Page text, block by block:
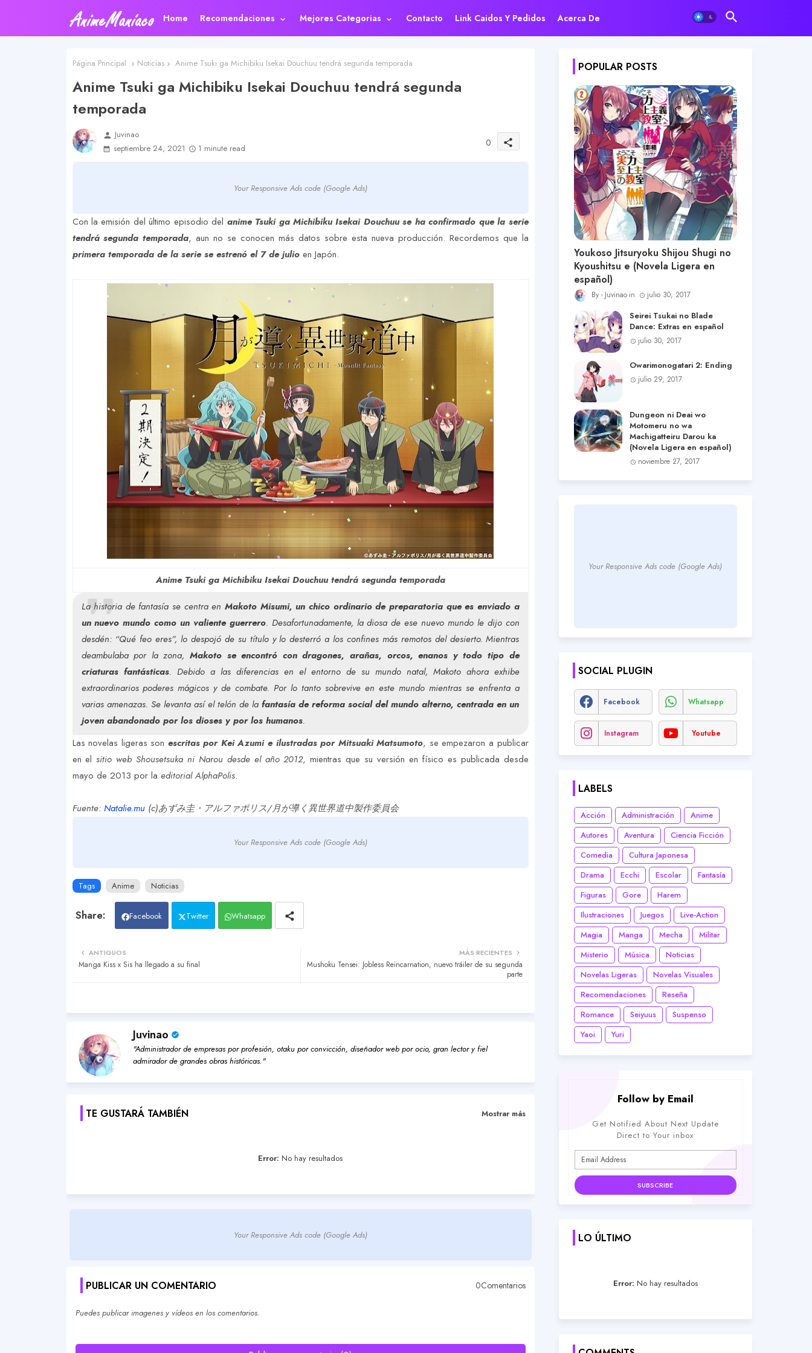
Home Recomendaciones Mejores Categorias Contacto Link Caidos Y Pedidos Acerca De
Página Principal Noticias Anime Tsuki ga Michibiku Isekai Douchuu tendrá segunda temporada
Anime Tsuki ga Michibiku Isekai Douchuu tendrá segunda
temporada
person Juvinao
septiembre 24, 2021
1 minute read 0 share
Your Responsive Ads code (Google Ads)
Con la emisión del último episodio del anime Tsuki ga Michibiku Isekai Douchuu se ha confirmado que la serie
tendrá segunda temporada, aun no se conocen más datos sobre esta nueva producción. Recordemos que la
primera temporada de la serie se estrenó el 7 de julioen Japón.
Anime Tsuki ga Michibiku Isekai Douchuu tendrá segunda temporada
La historia de fantasía se centra enMakoto Misumi, un chico ordinario de preparatoria que es enviado a
un nuevo mundo como un valiente guerrero. Desafortunadamente, la diosa de ese nuevo mundo le dijo con
desdén: “Qué feo eres”, lo despojó de su título y lo desterró a los confines más remotos del desierto. Mientras
deambulaba por la zona, Makoto se encontró con dragones, arañas, orcos, enanos y todo tipo de
criaturas fantásticas. Debido a las diferencias en el entorno de su mundo natal, Makoto ahora exhibe
extraordinarios poderes mágicos y de combate. Por lo tanto sobrevive en este mundo mientras se enfrenta a
varias amenazas. Se levanta así el telón de la fantasía de reforma social del mundo alterno, centrada en un
joven abandonado por los dioses y por los humanos.
Las novelas ligeras son escritas por Kei Azumi e ilustradas por Mitsuaki Matsumoto, se empezaron a publicar
en elsitio web Shousetsuka ni Narou desde el año 2012, mientras que su versión en físico es publicada desde
mayo de 2013 por la editorial AlphaPolis.
Fuente: Natalie.mu(c)あずみ圭・アルファポリス/月が導く異世界道中製作委員会
Your Responsive Ads code (Google Ads)
Tags Anime Noticias
Facebook Twitter Whatsapp
MÁS RECIENTES
Mushoku Tensei: Jobless Reincarnation, nuevo tráiler de su segunda
parte
ANTIGUOS
Manga Kiss x Sis ha llegado a su final
Juvinao
"Administrador de empresas por profesión, otaku por convicción, diseñador web por ocio, gran lector y fiel
admirador de grandes obras históricas."
TE GUSTARÁ TAMBIÉN Mostrar más
Error: No hay resultados
Your Responsive Ads code (Google Ads)
PUBLICAR UN COMENTARIO 0Comentarios
Puedes publicar imagenes y vídeos en los comentarios.
POPULAR POSTS
Youkoso Jitsuryoku Shijou Shugi no
Kyoushitsu e (Novela Ligera en
español)
Juvinao julio 30, 2017
Seirei Tsukai no Blade
Dance: Extras en español
julio 30, 2017
Owarimonogatari 2: Ending
julio 29, 2017
Dungeon ni Deai wo
Motomeru no wa
Machigatteiru Darou ka
(Novela Ligera en español)
noviembre 27, 2017
Your Responsive Ads code (Google Ads)
SOCIAL PLUGIN
Facebook Whatsapp
Instagram Youtube
LABELS
Acción Administración
Anime
Autores
Aventura
Ciencia Ficción
Comedia
Cultura Japonesa
Drama
Ecchi Escolar
Fantasía
Figuras
Gore
Harem
Ilustraciones
Juegos
Live-Action
Magia
Manga Mecha
Militar
Misterio
Música
Noticias
Novelas Ligeras
Novelas Visuales
Recomendaciones
Reseña
Romance
Seiyuus
Suspenso
Yaoi
Yuri
Follow by Email
Get Notified About Next Update
Direct to Your inbox
LO ÚLTIMO
Error: No hay resultados